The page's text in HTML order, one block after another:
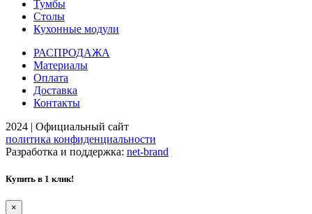
Тумбы
Столы
Кухонные модули
РАСПРОДАЖА
Материалы
Оплата
Доставка
Контакты
2024 | Официальный сайт
политика конфиденциальности
Разработка и поддержка: net-brand
Купить в 1 клик!
×